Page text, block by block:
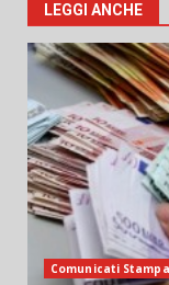
LEGGI ANCHE
Comunicati Stampa